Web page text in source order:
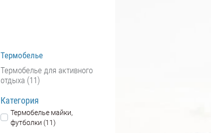
Термобелье
Термобелье для активного
отдыха (11)
Категория
Термобелье майки,
футболки (11)